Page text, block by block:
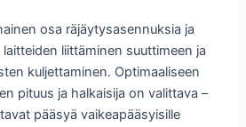
osa räjäytysasennuksia ja
liittäminen suuttimeen ja
kuljettaminen. Optimaaliseen
pituus ja halkaisija on valittava –
pääsyä vaikeapääsyisille